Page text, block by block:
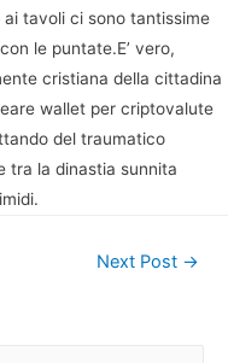
tavoli ci sono tantissime
le puntate.E’ vero,
cristiana della cittadina
wallet per criptovalute
del traumatico
tra la dinastia sunnita
Next Post →